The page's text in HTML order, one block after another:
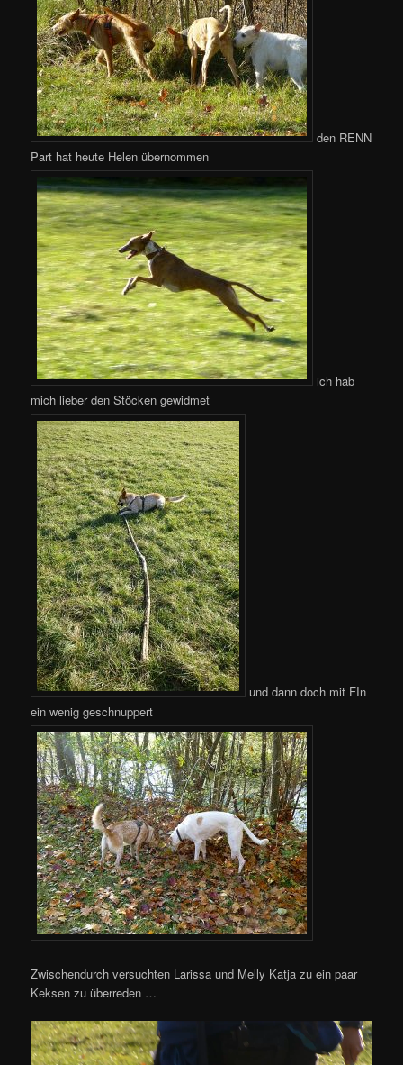
den RENN
Part hat heute Helen übernommen
ich hab
mich lieber den Stöcken gewidmet
und dann doch mit FIn
ein wenig geschnuppert
Zwischendurch versuchten Larissa und Melly Katja zu ein paar
Keksen zu überreden …
Video-
Player